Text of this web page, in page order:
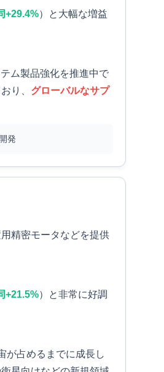
+29.4%）と大幅な増益
ム製品強化を推進中で
り、 グローバルなサプ
発
精密モータなどを提供
+21.5%）と非常に好調
が占めるまでに成長し